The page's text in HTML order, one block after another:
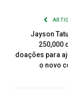
Jayson
250,000
doações para
o novo